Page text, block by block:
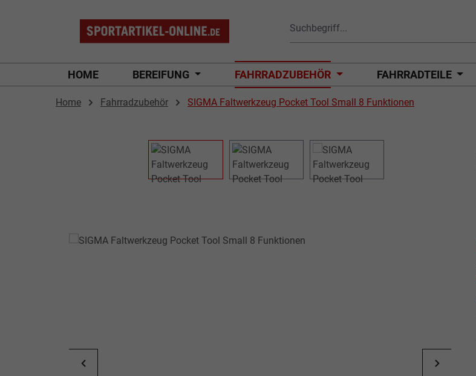
HOME BEREIFUNG FAHRRADZUBEHÖR FAHRRADTEILE
Home Fahrradzubehör
SIGMA Faltwerkzeug Pocket Tool Small 8 Funktionen